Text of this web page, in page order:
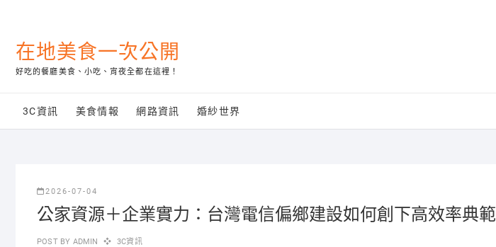
content在地美食一次公開
好吃的餐廳美食、小吃、宵夜全都在這裡！
3C資訊 美食情報 網路資訊 婚紗世界
2026-07-04
公家資源＋企業實力：台灣電信偏鄉建設如何創下高效率典範
POST BY ADMIN 3C資訊